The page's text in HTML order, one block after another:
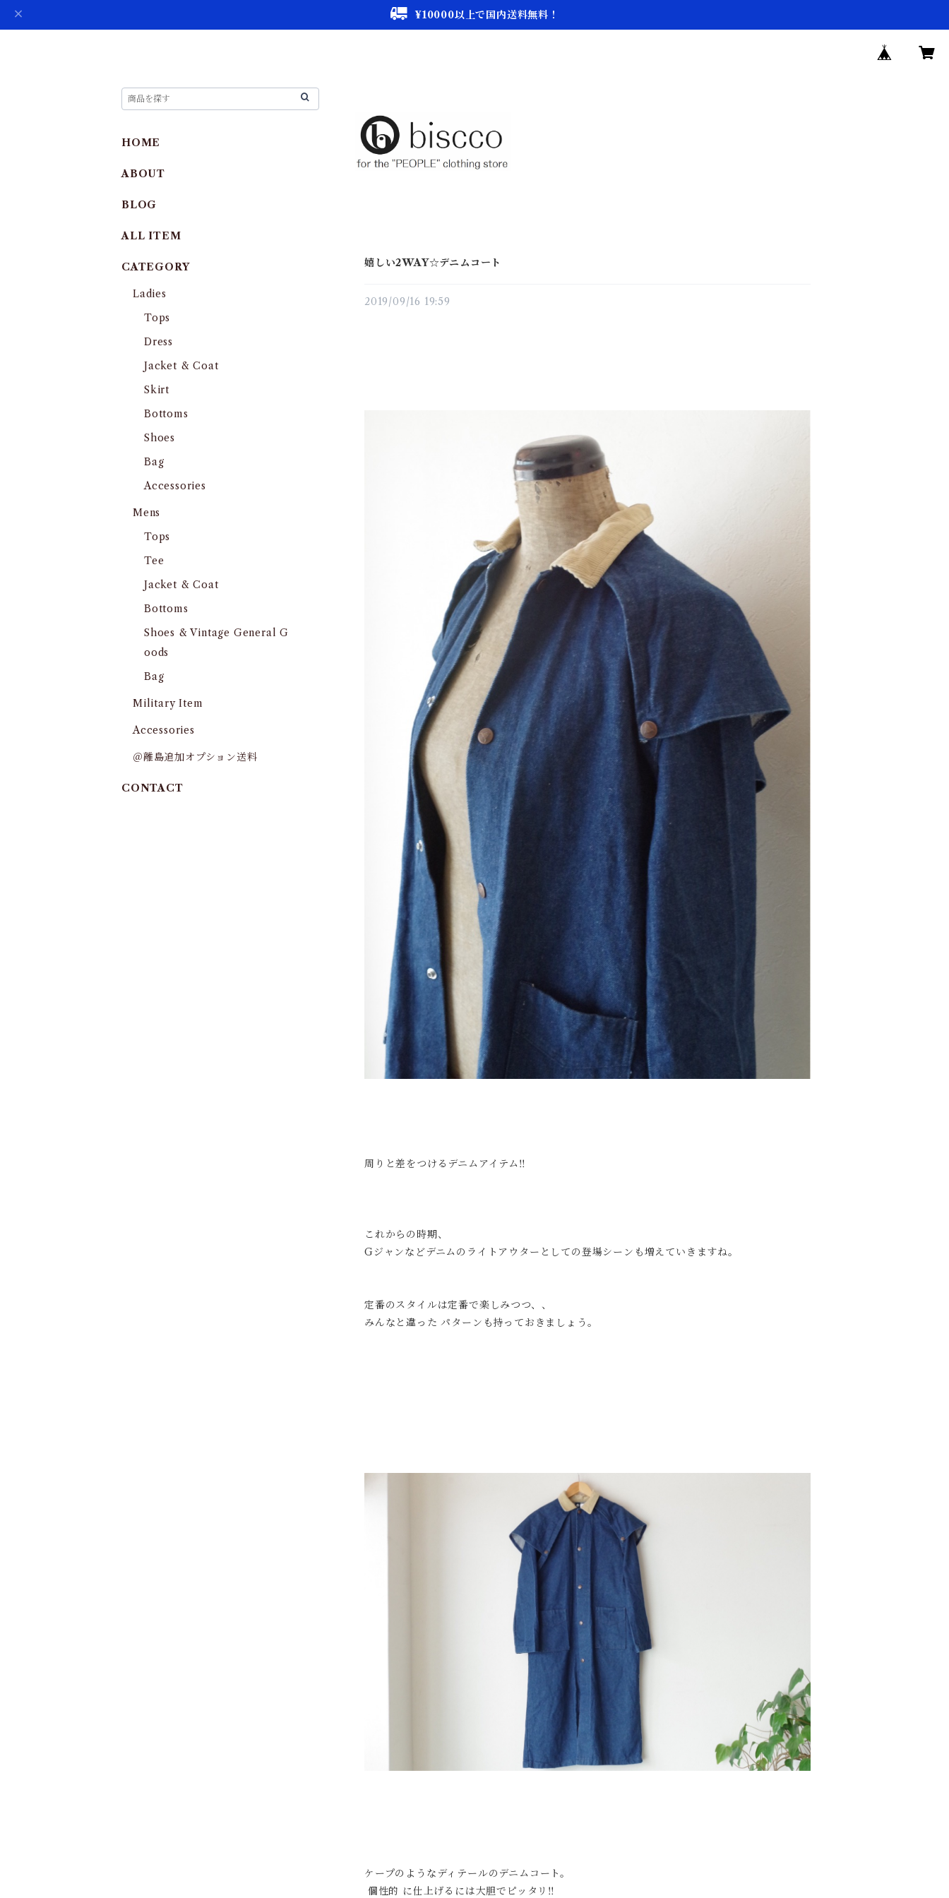
¥10000以上で国内送料無料！
嬉しい2WAY☆デニムコート
2019/09/16 19:59
周りと差をつけるデニムアイテム‼︎
これからの時期、
Gジャンなどデニムのライトアウターとしての登場シーンも増えていきますね。
定番のスタイルは定番で楽しみつつ、、
みんなと違った パターンも持っておきましょう。
ケープのようなディテールのデニムコート。
個性的 に仕上げるには大胆でピッタリ‼︎
HOME
ABOUT
BLOG
ALL ITEM
CATEGORY
Ladies
Tops
Dress
Jacket & Coat
Skirt
Bottoms
Shoes
Bag
Accessories
Mens
Tops
Tee
Jacket & Coat
Bottoms
Shoes & Vintage General G
oods
Bag
Military Item
Accessories
＠離島追加オプション送料
CONTACT